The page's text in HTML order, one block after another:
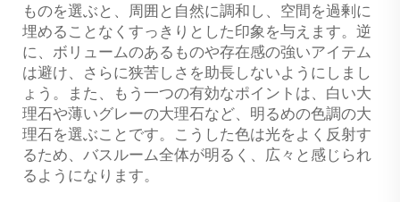
ものを選ぶと、周囲と自然に調和し、空間を過剰に
埋めることなくすっきりとした印象を与えます。逆
に、ボリュームのあるものや存在感の強いアイテム
は避け、さらに狭苦しさを助長しないようにしまし
ょう。また、もう一つの有効なポイントは、白い大
理石や薄いグレーの大理石など、明るめの色調の大
理石を選ぶことです。こうした色は光をよく反射す
るため、バスルーム全体が明るく、広々と感じられ
るようになります。